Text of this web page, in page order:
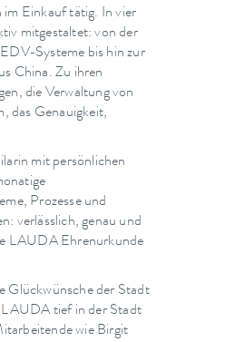
Einkauf tätig. In vier
mitgestaltet: von der
Systeme bis hin zur
China. Zu ihren
die Verwaltung von
das Genauigkeit,
mit persönlichen
Prozesse und
verlässlich, genau und
LAUDA Ehrenurkunde
Glückwünsche der Stadt
LAUDA tief in der Stadt
wie Birgit